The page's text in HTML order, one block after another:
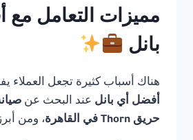
مميزات التعامل
بانل
هناك أسباب كثيرة تجعل العملاء
أفضل أي بانل عند البحث عن
حريق Thorn في القاهرة
، ومن